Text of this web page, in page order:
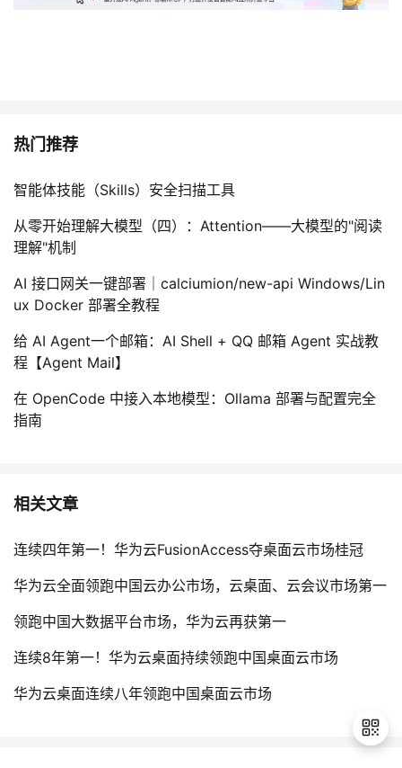
热门推荐
智能体技能（Skills）安全扫描工具
从零开始理解大模型（四）：Attention——大模型的"阅读
理解"机制
AI 接口网关一键部署｜calciumion/new-api Windows/Lin
ux Docker 部署全教程
给 AI Agent一个邮箱：AI Shell + QQ 邮箱 Agent 实战教
程【Agent Mail】
在 OpenCode 中接入本地模型：Ollama 部署与配置完全
指南
相关文章
连续四年第一！华为云FusionAccess夺桌面云市场桂冠
华为云全面领跑中国云办公市场，云桌面、云会议市场第一
领跑中国大数据平台市场，华为云再获第一
连续8年第一！华为云桌面持续领跑中国桌面云市场
华为云桌面连续八年领跑中国桌面云市场